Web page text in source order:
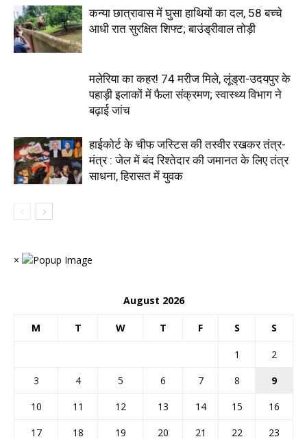
कन्या छात्रावास में घुसा हाथियों का दल, 58 बच्चे
आधी रात सुरक्षित शिफ्ट; बाउंड्रीवाल तोड़ी
मलेरिया का कहर! 74 मरीज मिले, लूंड्रा-उदयपुर के
पहाड़ी इलाकों में फैला संक्रमण; स्वास्थ्य विभाग ने
बढ़ाई जांच
हाईकोर्ट के चीफ जस्टिस की तस्वीर रखकर तंत्र-
मंत्र : जेल में बंद रिश्तेदार की जमानत के लिए तंत्र
साधना, हिरासत में युवक
×
August 2026
M T W T F S S
1
2
3
4 5 6 7 8
9
10
11 12 13 14 15
16
17
18 19 20 21 22
23